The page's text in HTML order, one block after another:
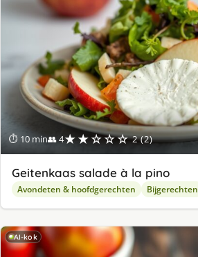
⏱ 10 min👥 4★★☆☆☆ 2 (2)
Geitenkaas salade à la pino
Avondeten & hoofdgerechten Bijgerechten
AI-kok